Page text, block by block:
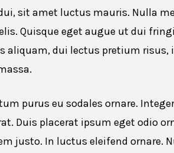
sit amet luctus mauris. Nulla
Quisque eget augue ut dui
aliquam, dui lectus pretium
purus eu sodales ornare.
Duis placerat ipsum eget odio
justo. In luctus eleifend ornare.